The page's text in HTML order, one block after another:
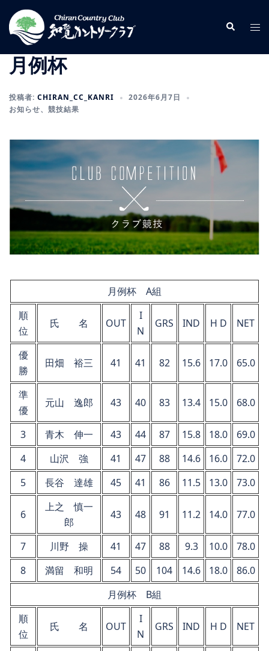
ン
検
索
ト
ル
月例杯
投稿者: CHIRAN_CC_KANRI
2026年6月7日
お知らせ、 競技結果
月例杯 A組
順
位
氏 名 OUT
I
N
GRS IND H D NET
優
勝
田畑 裕三 41 41 82 15.6 17.0 65.0
準
優
元山 逸郎 43 40 83 13.4 15.0 68.0
3 青木 伸一 43 44 87 15.8 18.0
69.0
4
山沢 強 41 47 88 14.6 16.0
72.0
5
長谷 達雄 45 41 86 11.5 13.0 73.0
6
上之 慎一
郎
43 48 91 11.2 14.0 77.0
7 川野 操 41 47 88 9.3 10.0
78.0
8
満留 和明 54 50 104 14.6 18.0
86.0
月例杯 B組
順
位
氏 名 OUT
I
N
GRS IND H D NET